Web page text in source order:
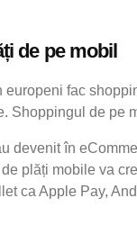
de pe mobil
europeni fac
Shoppingul de pe
devenit în
plăți mobile va
ca Apple Pay,